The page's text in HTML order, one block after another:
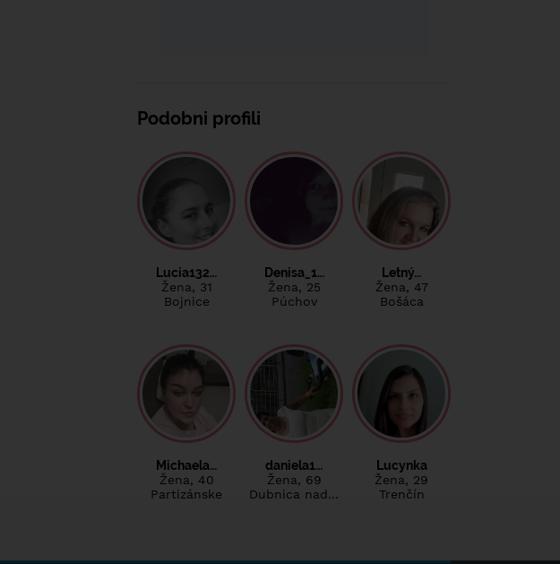
Podobni profili
Lucia132…
Žena, 31
Bojnice
Denisa_1…
Žena, 25
Púchov
Letný…
Žena, 47
Bošáca
Michaela…
Žena, 40
Partizánske
daniela1…
Žena, 69
Dubnica nad…
Lucynka
Žena, 29
Trenčín